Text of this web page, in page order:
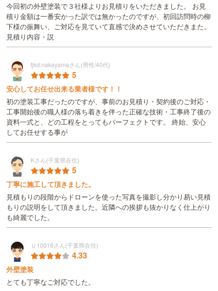
今回初の外壁塗装で３社様よりお見積りをいただきました。 お見
積り金額は一番安かった訳では無かったのですが、初回訪問時の柳
下様の振舞い、ご対応を見ていて直感で決めさせていただきまた。
見積り内容・説
tjkd.nakayamaさん(男性/40代)
5
安心してお任せ出来る業者様です！！
初の塗装工事だったのですが、事前のお見積り・契約後のご対応・
工事開始後の職人様の落ち着きを伴った正確な技術・工事終了後の
資料一式と、どの工程をとってもパーフェクトです。 終始、安心
してお任せする事が
Kさん(千葉県在住)
5
丁寧に施工して頂きました。
見積もりの段階からドローンを使った写真を撮影し分かり易い見積
もりの説明をして頂きました。近隣への挨拶も抜かりなく仕上がり
も綺麗でした。
Ｕ10016さん(千葉県在住)
4.33
外壁塗装
とても丁寧なご対応でした。